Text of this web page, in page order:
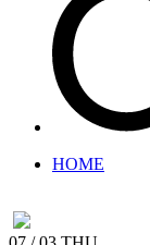
HOME